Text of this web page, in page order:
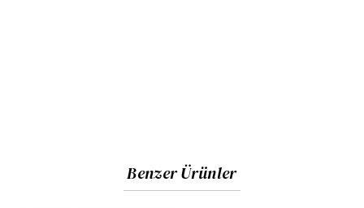
Benzer Ürünler